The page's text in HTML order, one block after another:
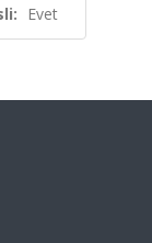
Evet